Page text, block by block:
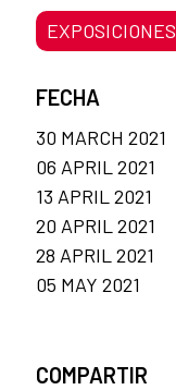
EXPOSICIONES
FECHA
30 MARCH 2021
06 APRIL 2021
13 APRIL 2021
20 APRIL 2021
28 APRIL 2021
05 MAY 2021
COMPARTIR